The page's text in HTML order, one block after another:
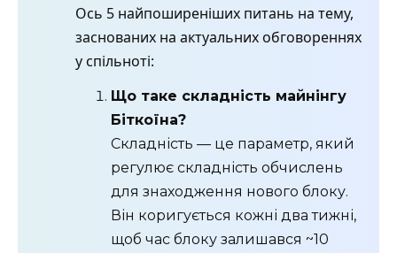
Ось 5 найпоширеніших питань на тему,
заснованих на актуальних обговореннях
у спільноті:
Що таке складність майнінгу
Біткоїна?
Складність — це параметр, який
регулює складність обчислень
для знаходження нового блоку.
Він коригується кожні два тижні,
щоб час блоку залишався ~10